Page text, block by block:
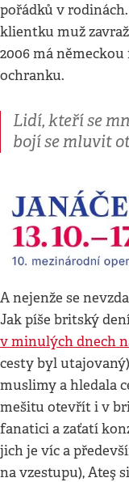
pořádků v
klientku muž
2006 má
ochranku.
Lidí, kteří se
bojí se mluvit
A nejenže se
Jak píše britský
v minulých dnech
cesty byl
muslimy a hledala
mešitu otevřít i v
fanatici a zaťatí
jich je víc a
na vzestupu), Ateş